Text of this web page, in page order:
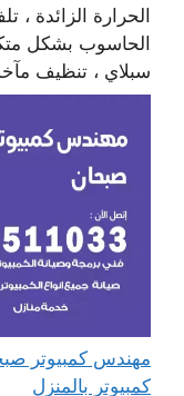
الحرارة الزائدة ،
الحاسوب بشكل
سبلاي ، تنظيف
كمبيوتر بالمنزل